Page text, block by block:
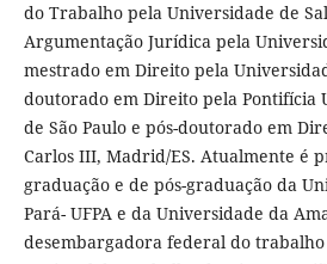
do Trabalho pela Universidade de
Argumentação Jurídica pela
mestrado em Direito pela
doutorado em Direito pela Pontifícia
de São Paulo e pós-doutorado em
Carlos III, Madrid/ES. Atualmente é
graduação e de pós-graduação da
Pará- UFPA e da Universidade da
desembargadora federal do